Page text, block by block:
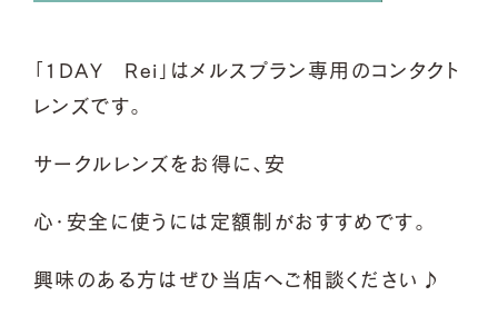
「1DAY Rei」はメルスプラン専用のコンタクト
レンズです。
サークルレンズをお得に、安
心・安全に使うには定額制がおすすめです。
興味のある方はぜひ当店へご相談ください♪